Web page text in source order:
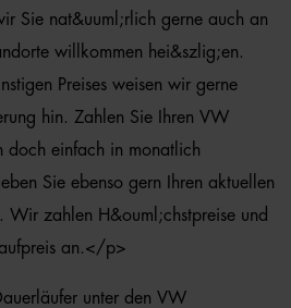
Sie nat&uuml;rlich gerne auch an
willkommen hei&szlig;en.
Preises weisen wir gerne
hin. Zahlen Sie Ihren VW
doch einfach in monatlich
Sie ebenso gern Ihren aktuellen
Wir zahlen H&ouml;chstpreise und
an.</p>
unter den VW